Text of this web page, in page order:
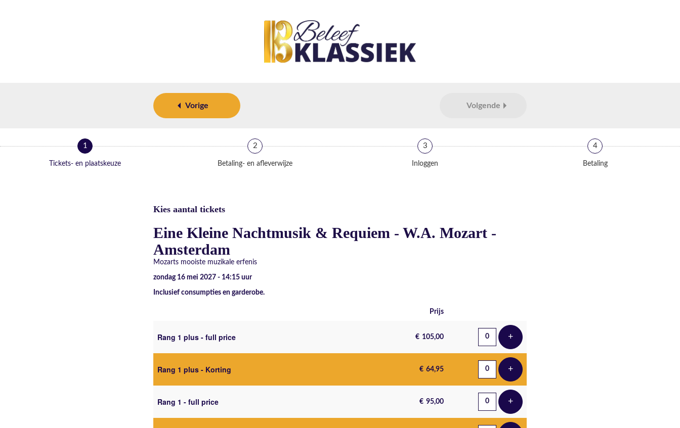
Vorige Volgende
1
Tickets- en plaatskeuze
2
Betaling- en afleverwijze
3
Inloggen
4
Betaling
Kies aantal tickets
Eine Kleine Nachtmusik & Requiem - W.A. Mozart -
Amsterdam
Mozarts mooiste muzikale erfenis
zondag 16 mei 2027 - 14:15 uur
Inclusief consumpties en garderobe.
Prijs
Rang 1 plus - full price € 105,00 +Voeg ticket toe
Rang 1 plus - Korting € 64,95 +Voeg ticket toe
Rang 1 - full price € 95,00 +Voeg ticket toe